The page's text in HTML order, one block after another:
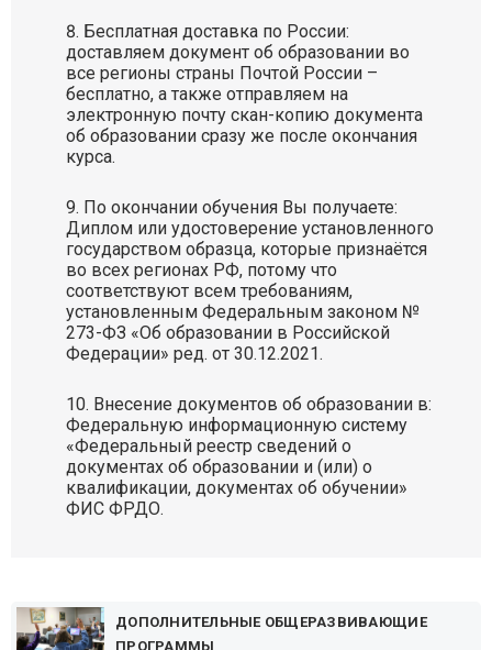
Бесплатная доставка по России:
доставляем документ об образовании во
все регионы страны Почтой России –
бесплатно, а также отправляем на
электронную почту скан-копию документа
об образовании сразу же после окончания
курса.
По окончании обучения Вы получаете:
Диплом или удостоверение установленного
государством образца, которые признаётся
во всех регионах РФ, потому что
соответствуют всем требованиям,
установленным Федеральным законом №
273-ФЗ «Об образовании в Российской
Федерации» ред. от 30.12.2021.
Внесение документов об образовании в:
Федеральную информационную систему
«Федеральный реестр сведений о
документах об образовании и (или) о
квалификации, документах об обучении»
ФИС ФРДО.
ДОПОЛНИТЕЛЬНЫЕ ОБЩЕРАЗВИВАЮЩИЕ
ПРОГРАММЫ